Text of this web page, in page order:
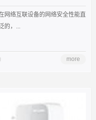
络互联设备的网络安全性能直
的，...
more